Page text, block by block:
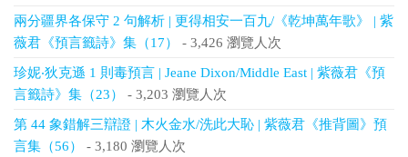
兩分疆界各保守 2 句解析 | 更得相安一百九/《乾坤萬年歌》 | 紫
薇君《預言籤詩》集（17）
- 3,426 瀏覽人次
珍妮‧狄克遜 1 則毒預言 | Jeane Dixon/Middle East | 紫薇君《預
言籤詩》集（23）
- 3,203 瀏覽人次
第 44 象錯解三辯證 | 木火金水/洗此大恥 | 紫薇君《推背圖》預
言集（56）
- 3,180 瀏覽人次